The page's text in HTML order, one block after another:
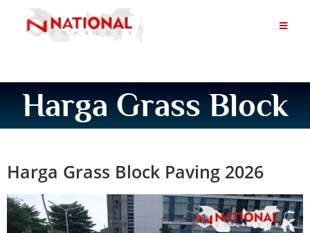
Harga Grass Block
Harga Grass Block Paving 2026